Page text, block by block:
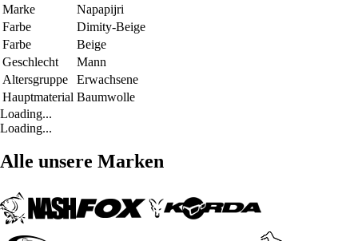
Marke
Napapijri
Farbe
Dimity-Beige
Farbe
Beige
Geschlecht
Mann
Altersgruppe
Erwachsene
Hauptmaterial Baumwolle
Loading...
Loading...
Alle unsere Marken